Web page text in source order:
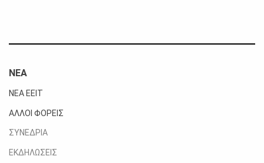
ΝΕΑ
ΝΕΑ ΕΕΙΤ
ΑΛΛΟΙ ΦΟΡΕΙΣ
ΣΥΝΕΔΡΙΑ
ΕΚΔΗΛΩΣΕΙΣ